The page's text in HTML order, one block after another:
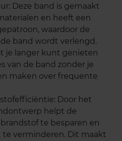
Deze band is gemaakt
en heeft een
waardoor de
band wordt verlengd.
je langer kunt genieten
van de band zonder je
maken over frequente
Door het
helpt de
te besparen en
te verminderen. Dit maakt